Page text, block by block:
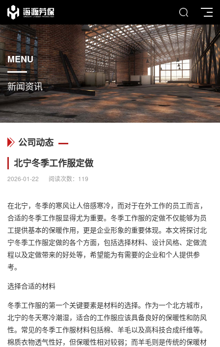
MENU
新闻资讯
公司动态
北宁冬季工作服定做
2026-01-22 阅读次数： 119
在北宁，冬季的寒风让人倍感寒冷，而对于在外工作的员工而言，
合适的冬季工作服显得尤为重要。冬季工作服的定做不仅能够为员
工提供基本的保暖作用，更是企业形象的重要体现。本文将探讨北
宁冬季工作服定做的各个方面，包括选择材料、设计风格、定做流
程以及定做带来的好处等，希望能为有需要的企业和个人提供参
考。
选择合适的材料
冬季工作服的第一个关键要素是材料的选择。作为一个北方城市，
北宁的冬天寒冷潮湿，适合的工作服应该具备良好的保暖性和防风
性。常见的冬季工作服材料包括棉、羊毛以及高科技合成纤维等。
棉质衣物透气性好，但保暖性相对较弱；而羊毛则是传统的保暖材